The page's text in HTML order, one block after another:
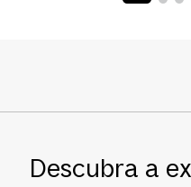
Descubra a